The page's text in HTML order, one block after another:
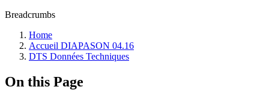
Breadcrumbs
Home
Accueil DIAPASON 04.16
DTS Données Techniques
On this Page